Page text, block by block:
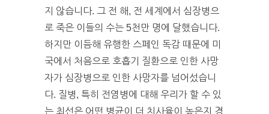
지 않습니다. 그 전 해, 전 세계에서 심장병으
로 죽은 이들의 수는 5천만 명에 달했습니다.
하지만 이듬해 유행한 스페인 독감 때문에 미
국에서 처음으로 호흡기 질환으로 인한 사망
자가 심장병으로 인한 사망자를 넘어섰습니
다. 질병, 특히 전염병에 대해 우리가 할 수 있
는 최선은 어떤 병균이 더 치사율이 높은지 경